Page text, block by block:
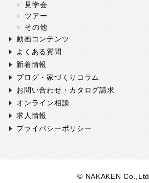
見学会
ツアー
その他
動画コンテンツ
よくある質問
新着情報
ブログ・家づくりコラム
お問い合わせ・カタログ請求
オンライン相談
求人情報
プライバシーポリシー
© NAKAKEN Co.,Ltd.